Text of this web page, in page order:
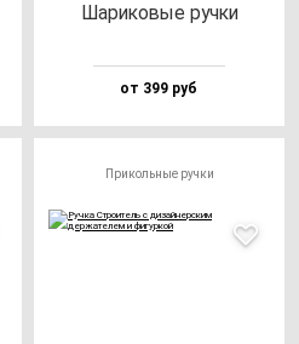
Шари­ко­вые руч­ки
от 399 руб
Прикольные ручки